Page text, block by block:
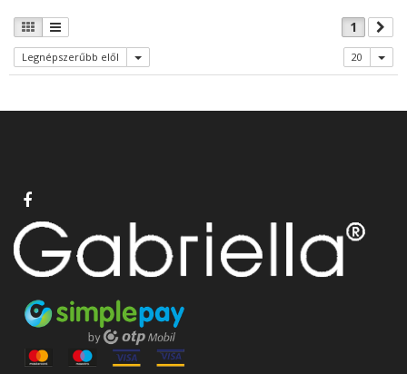
1
Legnépszerűbb elől 20